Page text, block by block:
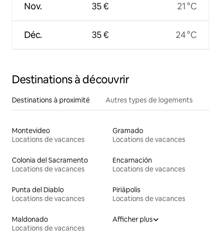
Nov.
Déc.
35 €
35 €
21 °C
24 °C
Destinations à découvrir
Destinations à proximité Autres types de logements
Montevideo
Locations de vacances
Gramado
Locations de vacances
Colonia del Sacramento
Locations de vacances
Encarnación
Locations de vacances
Punta del Diablo
Locations de vacances
Piriápolis
Locations de vacances
Maldonado
Locations de vacances
Afficher plus